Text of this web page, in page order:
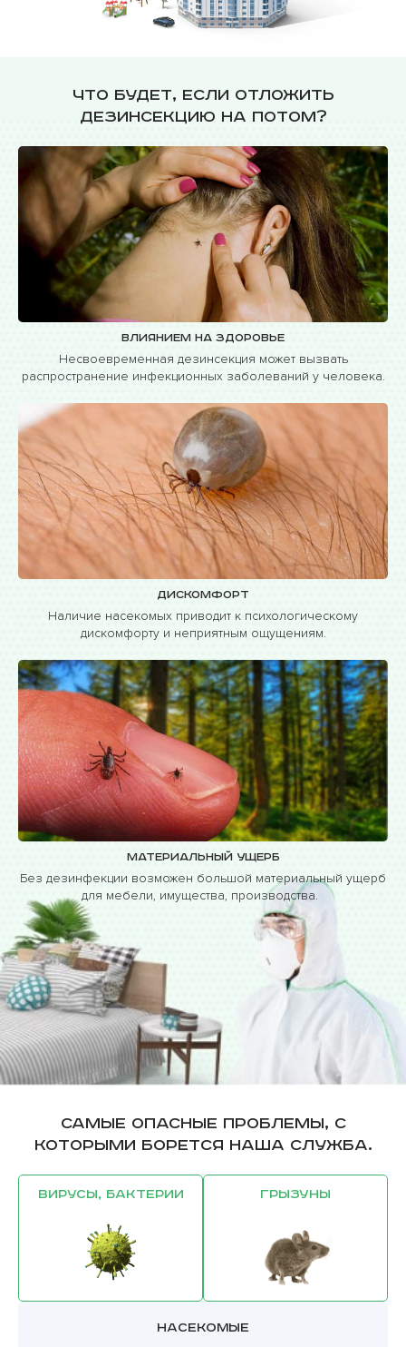
Что будет, если отложить
дезинсекцию на потом?
Влиянием на здоровье
Несвоевременная дезинсекция может вызвать
распространение инфекционных заболеваний у человека.
Дискомфорт
Наличие насекомых приводит к психологическому
дискомфорту и неприятным ощущениям.
Материальный ущерб
Без дезинфекции возможен большой материальный ущерб
для мебели, имущества, производства.
Самые опасные проблемы, с
которыми борется наша служба.
Вирусы, бактерии Грызуны
Насекомые